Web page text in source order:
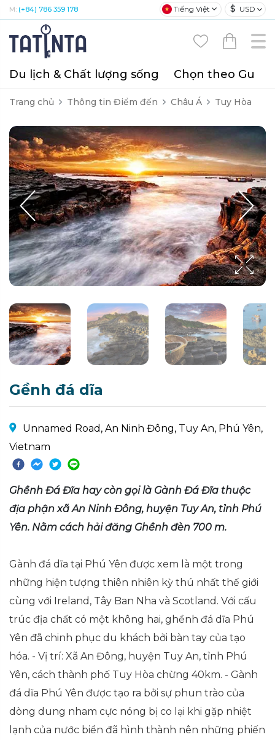
M: (+84) 786 359 178 Tiếng Việt $ USD
Du lịch & Chất lượng sống Chọn theo Gu
Trang chủ Thông tin Điểm đến Châu Á Tuy Hòa
Gềnh đá dĩa
Unnamed Road, An Ninh Đông, Tuy An, Phú Yên,
Vietnam
Ghềnh Đá Đĩa hay còn gọi là Gành Đá Đĩa thuộc
địa phận xã An Ninh Đông, huyện Tuy An, tỉnh Phú
Yên. Nằm cách hải đăng Ghềnh đèn 700 m.
Gành đá dĩa tại Phú Yên được xem là một trong
những hiện tượng thiên nhiên kỳ thú nhất thế giới
cùng với Ireland, Tây Ban Nha và Scotland. Với cấu
trúc địa chất có một không hai, ghềnh đá dĩa Phú
Yên đã chinh phục du khách bởi bàn tay của tạo
hóa. - Vị trí: Xã An Đông, huyện Tuy An, tỉnh Phú
Yên, cách thành phố Tuy Hòa chừng 40km. - Gành
đá dĩa Phú Yên được tạo ra bởi sự phun trào của
dòng dung nham cực nóng bị co lại khi gặp nhiệt
lạnh của nước biển đã hình thành nên những phiến